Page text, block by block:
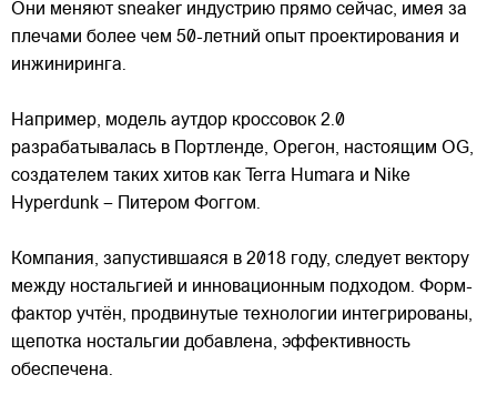
Они меняют sneaker индустрию прямо сейчас, имея за
плечами более чем 50-летний опыт проектирования и
инжиниринга.
Например, модель аутдор кроссовок 2.0
разрабатывалась в Портленде, Орегон, настоящим OG,
создателем таких хитов как Terra Humara и Nike
Hyperdunk – Питером Фоггом.
Компания, запустившаяся в 2018 году, следует вектору
между ностальгией и инновационным подходом. Форм-
фактор учтён, продвинутые технологии интегрированы,
щепотка ностальгии добавлена, эффективность
обеспечена.